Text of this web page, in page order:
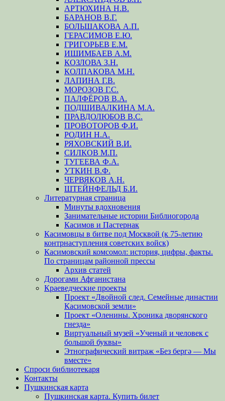
АРТЮХИНА Н.В.
БАРАНОВ В.Г.
БОЛЬШАКОВА А.П.
ГЕРАСИМОВ Е.Ю.
ГРИГОРЬЕВ Е.М.
ИШИМБАЕВ А.М.
КОЗЛОВА З.Н.
КОЛПАКОВА М.Н.
ЛАПИНА Г.В.
МОРОЗОВ Г.С.
ПАЛФЁРОВ В.А.
ПОДШИВАЛКИНА М.А.
ПРАВДОЛЮБОВ В.С.
ПРОВОТОРОВ Ф.И.
РОДИН Н.А.
РЯХОВСКИЙ В.И.
СИЛКОВ М.П.
ТУГЕЕВА Ф.А.
УТКИН В.Ф.
ЧЕРВЯКОВ А.Н.
ШТЕЙНФЕЛЬД Б.И.
Литературная страница
Минуты вдохновения
Занимательные истории Библиогорода
Касимов и Пастернак
Касимовцы в битве под Москвой (к 75-летию
контрнаступления советских войск)
Касимовский комсомол: история, цифры, факты.
По страницам районной прессы
Архив статей
Дорогами Афганистана
Краеведческие проекты
Проект «Двойной след. Семейные династии
Касимовской земли»
Проект «Оленины. Хроника дворянского
гнезда»
Виртуальный музей «Ученый и человек с
большой буквы»
Этнографический витраж «Без бергə — Мы
вместе»
Спроси библиотекаря
Контакты
Пушкинская карта
Пушкинская карта. Купить билет